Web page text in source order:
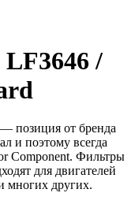
/
позиция от бренда
и поэтому всегда
Component. Фильтры
для двигателей
многих других.